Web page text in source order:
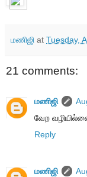
மணிஜி at Tuesday,
21 comments:
மணிஜி
வேற
Reply
மணிஜி